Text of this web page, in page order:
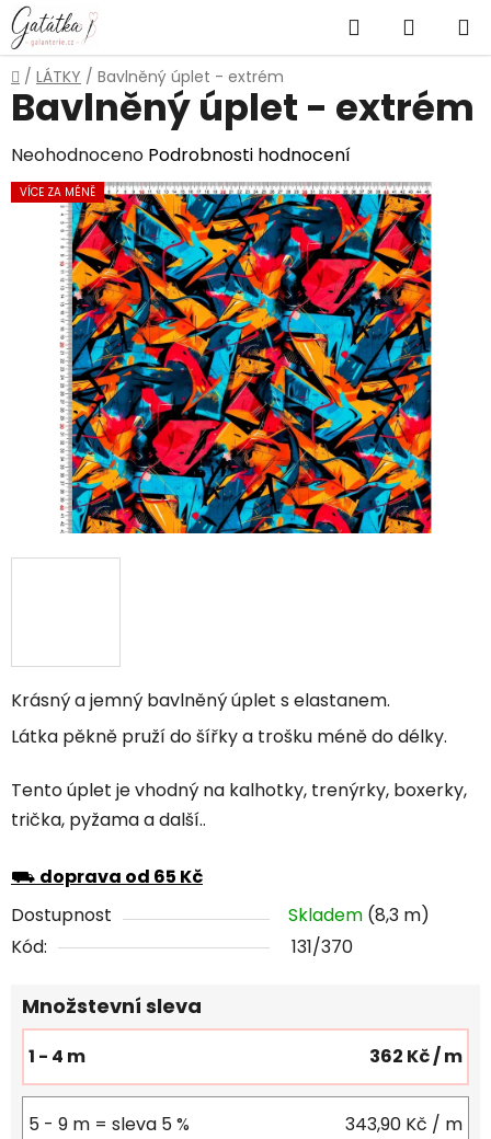
Přejít
na
obsah
Hledat
KOŠÍK
Domů
/ LÁTKY / Bavlněný úplet - extrém
Krásný a jemný bavlněný úplet s elastanem.
Látka pěkně pruží do šířky a trošku méně do délky.
Tento úplet je vhodný na kalhotky, trenýrky, boxerky,
trička, pyžama a další..
⛟ doprava od 65 Kč
Dostupnost
Skladem (8,3 m)
Kód:
131/370
Množstevní sleva
1 - 4 m 362 Kč/ m
5 - 9 m = sleva 5 % 343,90 Kč / m
Bavlněný úplet - extrém
Průměrné
hodnocení
produktu
hvězdiček.
Neohodnoceno Podrobnosti hodnocení
VÍCE ZA MÉNĚ